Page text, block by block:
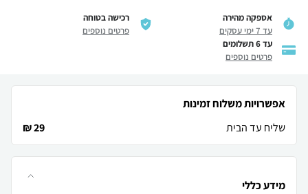
אספקה מהירה
עד 7 ימי עסקים
רכישה בטוחה
פרטים נוספים
עד 6 תשלומים
פרטים נוספים
אפשרויות משלוח זמינות
שליח עד הבית
29 ₪
מידע כללי